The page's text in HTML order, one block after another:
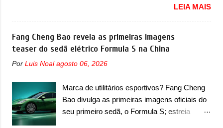
chegada do motor T200, que estreou nos
irmãos Pulse e Fastback. "A Fiat Strada é
mais do que uma picape, é uma verdadeira
revolução no mercado automotivo. Há alguns
anos era improvável pensar que uma picape
que só a Strada fez. Mais do que isso: ela é a
prova viva que time que está ganhando se
mexe sim. Ao longo da sua história, ela...
revelou as primeiras imagens teaser de uma
mudança visual para um dos seus menores
sedãs elétricos na China, pertencente à linha
Ocean. Trata-se do Seal 06 EV, lançado no
de um ano. O modelo agora passará a ser
na traseira, que vão atualizá-los para a
identidade visual mais moderna da marca,
mas ainda sem motivos para que essa
LEIA MAIS
Fang Cheng Bao revela as primeiras imagens
teaser do sedã elétrico Formula S na China
Por Luis Noal agosto 06, 2026
Marca de utilitários esportivos? Fang Cheng
Bao divulga as primeiras imagens oficiais do
seu primeiro sedã, o Formula S; estreia